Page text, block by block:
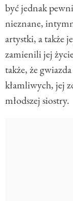
być jednak
nieznane,
artystki, a także
zamienili jej
także, że
kłamliwych, jej
młodszej siostry.